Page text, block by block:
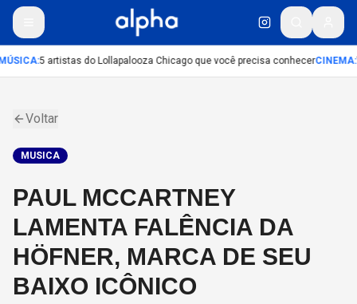
:5 artistas do Lollapalooza Chicago que você precisa conhecerCINEMA:
Voltar
MUSICA
PAUL MCCARTNEY
LAMENTA FALÊNCIA DA
HÖFNER, MARCA DE SEU
BAIXO ICÔNICO